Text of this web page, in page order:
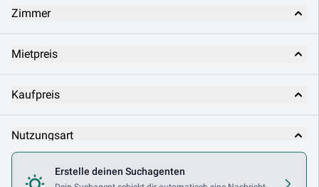
Zimmer
Mietpreis
Kaufpreis
Nutzungsart
Makler Erstelle deinen Suchagenten